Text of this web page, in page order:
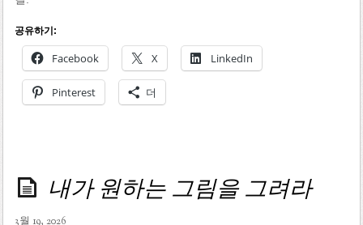
공유하기:
Facebook X LinkedIn
Pinterest 더
내가 원하는 그림을 그려라
3월 19, 2026